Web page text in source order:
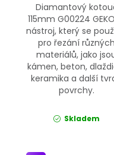
Diamantový
115mm G00224
nástroj, který se
pro řezání různých
materiálů, jako
kámen, beton,
keramika a další
povrchy.
Skladem